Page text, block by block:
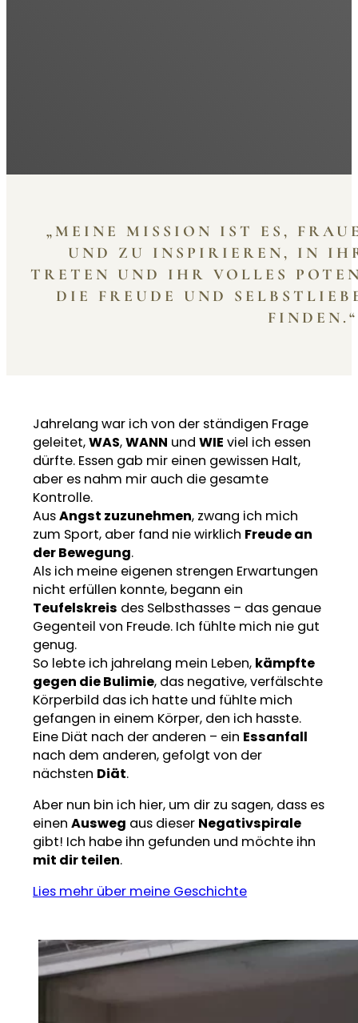
„MEINE MISSION IST ES,
UND ZU INSPIRIEREN, IN
TRETEN UND IHR VOLLES
DIE FREUDE UND
FINDEN.“
Jahrelang war ich von der ständigen Frage
geleitet,WAS,WANN undWIE viel ich essen
dürfte. Essen gab mir einen gewissen Halt,
aber es nahm mir auch die gesamte
Kontrolle.
AusAngst zuzunehmen, zwang ich mich
zum Sport, aber fand nie wirklich Freude an
der Bewegung.
Als ich meine eigenen strengen Erwartungen
nicht erfüllen konnte, begann ein
Teufelskreis des Selbsthasses – das genaue
Gegenteil von Freude. Ich fühlte mich nie gut
genug.
So lebte ich jahrelang mein Leben, kämpfte
gegen die Bulimie, das negative, verfälschte
Körperbild das ich hatte und fühlte mich
gefangen in einem Körper, den ich hasste.
Eine Diät nach der anderen – ein Essanfall
nach dem anderen, gefolgt von der
nächsten Diät.
Aber nun bin ich hier, um dir zu sagen, dass es
einenAusweg aus dieser Negativspirale
gibt! Ich habe ihn gefunden und möchte ihn
mit dir teilen.
Lies mehr über meine Geschichte